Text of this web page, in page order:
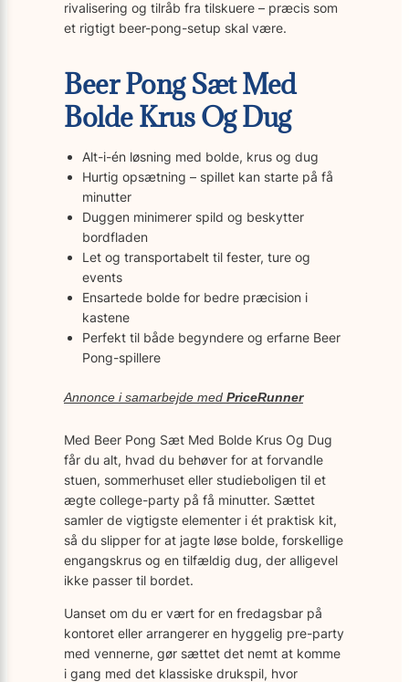
rivalisering og tilråb fra tilskuere – præcis som
et rigtigt beer-pong-setup skal være.
Beer Pong Sæt Med
Bolde Krus Og Dug
Alt-i-én løsning med bolde, krus og dug
Hurtig opsætning – spillet kan starte på få
minutter
Duggen minimerer spild og beskytter
bordfladen
Let og transportabelt til fester, ture og
events
Ensartede bolde for bedre præcision i
kastene
Perfekt til både begyndere og erfarne Beer
Pong-spillere
Annonce i samarbejde med PriceRunner
Med Beer Pong Sæt Med Bolde Krus Og Dug
får du alt, hvad du behøver for at forvandle
stuen, sommerhuset eller studieboligen til et
ægte college-party på få minutter. Sættet
samler de vigtigste elementer i ét praktisk kit,
så du slipper for at jagte løse bolde, forskellige
engangskrus og en tilfældig dug, der alligevel
ikke passer til bordet.
Uanset om du er vært for en fredagsbar på
kontoret eller arrangerer en hyggelig pre-party
med vennerne, gør sættet det nemt at komme
i gang med det klassiske drukspil, hvor